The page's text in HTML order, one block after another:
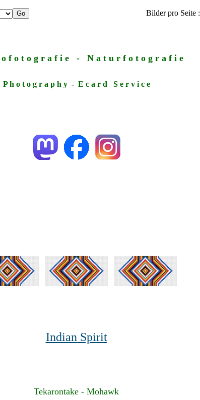
Bilder pro Seite :
f o t o g r a f i e - N a t u r f o t o g r a f i e
P h o t o g r a p h y - E c a r d S e r v i c e
Indian Spirit
Tekarontake - Mohawk